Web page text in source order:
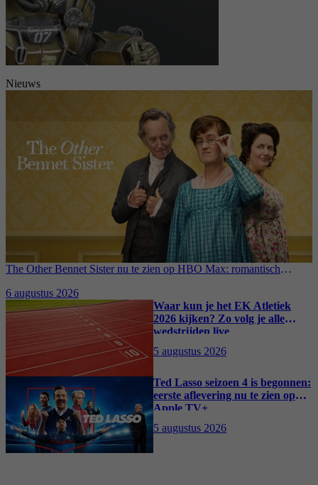
Nieuws
The Other Bennet Sister nu te zien op HBO Max: romantisch
6 augustus 2026
Waar kun je het EK Atletiek
2026 kijken? Zo volg je alle
wedstrijden live
5 augustus 2026
Ted Lasso seizoen 4 is begonnen:
eerste aflevering nu te zien op
Apple TV+
5 augustus 2026